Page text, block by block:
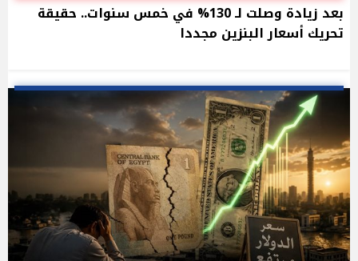
بعد زيادة وصلت لـ 130% في خمس سنوات.. حقيقة
تحريك أسعار البنزين مجددا